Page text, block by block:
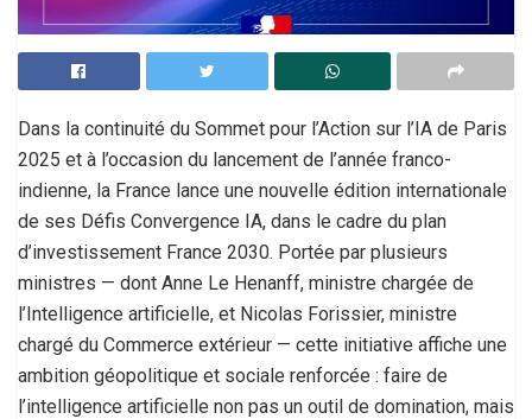
Dans la continuité du Sommet pour l’Action sur l’IA de Paris
2025 et à l’occasion du lancement de l’année franco-
indienne, la France lance une nouvelle édition internationale
de ses Défis Convergence IA, dans le cadre du plan
d’investissement France 2030. Portée par plusieurs
ministres — dont Anne Le Henanff, ministre chargée de
l’Intelligence artificielle, et Nicolas Forissier, ministre
chargé du Commerce extérieur — cette initiative affiche une
ambition géopolitique et sociale renforcée : faire de
l’intelligence artificielle non pas un outil de domination, mais